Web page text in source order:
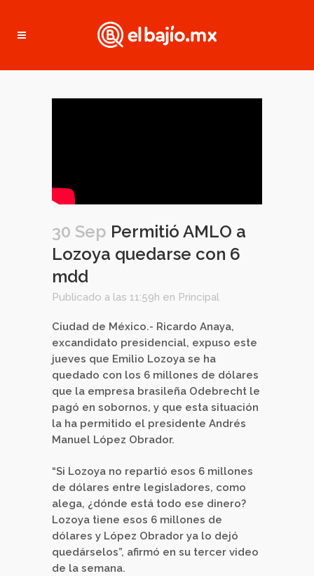
30 Sep Permitió AMLO a
Lozoya quedarse con 6
mdd
Publicado a las 11:59h en Principal
Ciudad de México.- Ricardo Anaya,
excandidato presidencial, expuso este
jueves que Emilio Lozoya se ha
quedado con los 6 millones de dólares
que la empresa brasileña Odebrecht le
pagó en sobornos, y que esta situación
la ha permitido el presidente Andrés
Manuel López Obrador.
“Si Lozoya no repartió esos 6 millones
de dólares entre legisladores, como
alega, ¿dónde está todo ese dinero?
Lozoya tiene esos 6 millones de
dólares y López Obrador ya lo dejó
quedárselos”, afirmó en su tercer video
de la semana.